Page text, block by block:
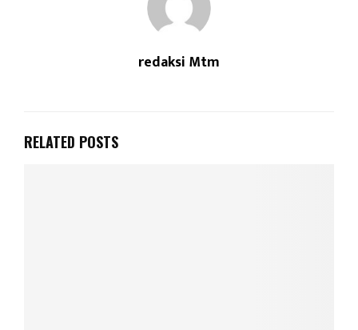
redaksi Mtm
RELATED POSTS